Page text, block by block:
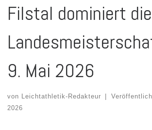
Filstal dominiert die
9. Mai 2026
von Leichtathletik-Redakteur
2026